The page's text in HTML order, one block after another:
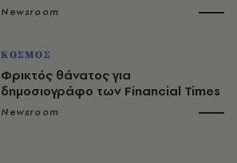
Newsroom
ΚΟΣΜΟΣ
Φρικτός θάνατος για
δημοσιογράφο των Financial Times
Newsroom